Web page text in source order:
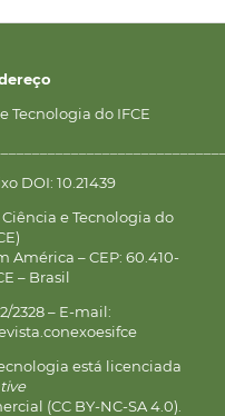
Tecnologia do IFCE
DOI: 10.21439
e Tecnologia do
América – CEP: 60.410-
– Brasil
2328 – E-mail:
está licenciada
(CC BY-NC-SA 4.0).